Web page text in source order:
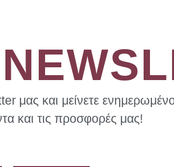
μας και μείνετε
και τις προσφορές μας!